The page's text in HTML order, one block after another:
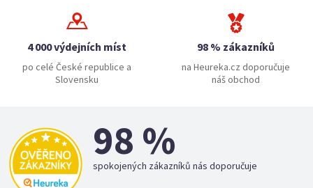
4 000 výdejních míst
po celé České republice a
Slovensku
98 % zákazníků
na Heureka.cz doporučuje
náš obchod
98 %
spokojených zákazníků nás doporučuje